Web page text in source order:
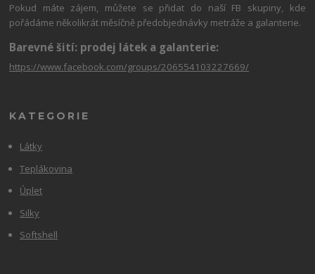
Pokud máte zájem, můžete se přidat do naší FB skupiny, kde
pořádáme několikrát měsíčně předobjednávky metráže a galanterie.
Barevné šití: prodej látek a galanterie:
https://www.facebook.com/groups/206554103227669/
KATEGORIE
Látky
Teplákovina
Úplet
Silky
Softshell